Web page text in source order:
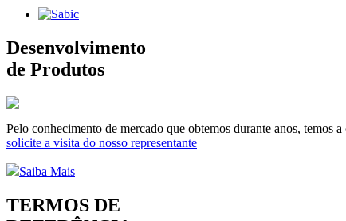
Desenvolvimento
de Produtos
Pelo conhecimento de mercado que obtemos durante anos, temos
solicite a visita do nosso representante
Saiba Mais
TERMOS DE